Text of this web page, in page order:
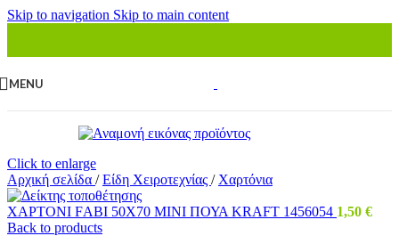
Skip to navigation Skip to main content
MENU
Click to enlarge
Αρχική σελίδα / Είδη Χειροτεχνίας / Χαρτόνια
ΧΑΡΤΟΝΙ FΑΒΙ 50Χ70 ΜΙΝΙ ΠΟΥΑ ΚRΑFΤ 1456054 1,50 €
Back to products